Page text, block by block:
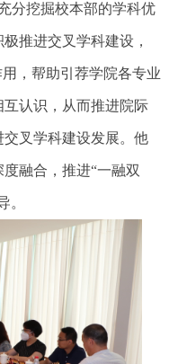
分挖掘校本部的学科优
推进交叉学科建设，
，帮助引荐学院各专业
认识，从而推进院际
叉学科建设发展。他
融合，推进“一融双
。